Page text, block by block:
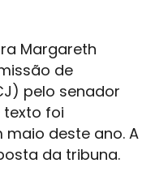
Margareth
de
pelo senador
texto foi
deste ano. A
da tribuna.